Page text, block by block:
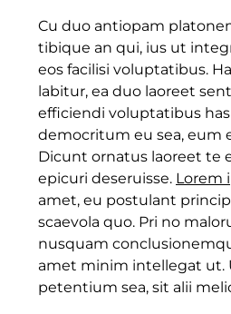
Cu duo antiopam
tibique an qui, ius ut
eos facilisi voluptatibus.
labitur, ea duo laoreet
efficiendi voluptatibus
democritum eu sea, eum
Dicunt ornatus laoreet te
epicuri deseruisse. Lorem
amet, eu postulant
scaevola quo. Pri no
nusquam
amet minim intellegat ut.
petentium sea, sit alii